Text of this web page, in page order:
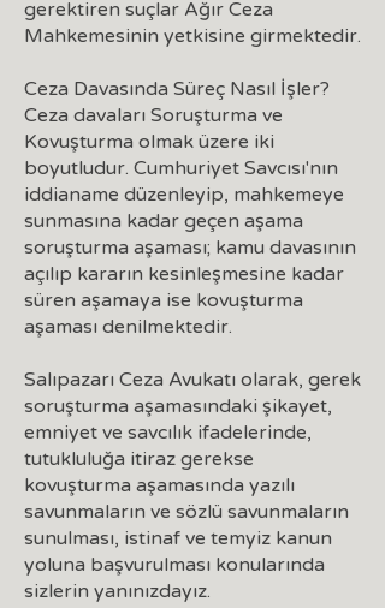
gerektiren suçlar Ağır Ceza
Mahkemesinin yetkisine girmektedir.
Ceza Davasında Süreç Nasıl İşler?
Ceza davaları Soruşturma ve
Kovuşturma olmak üzere iki
boyutludur. Cumhuriyet Savcısı'nın
iddianame düzenleyip, mahkemeye
sunmasına kadar geçen aşama
soruşturma aşaması; kamu davasının
açılıp kararın kesinleşmesine kadar
süren aşamaya ise kovuşturma
aşaması denilmektedir.
Salıpazarı Ceza Avukatı olarak, gerek
soruşturma aşamasındaki şikayet,
emniyet ve savcılık ifadelerinde,
tutukluluğa itiraz gerekse
kovuşturma aşamasında yazılı
savunmaların ve sözlü savunmaların
sunulması, istinaf ve temyiz kanun
yoluna başvurulması konularında
sizlerin yanınızdayız.